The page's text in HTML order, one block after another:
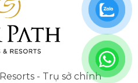
- Trụ sở chính